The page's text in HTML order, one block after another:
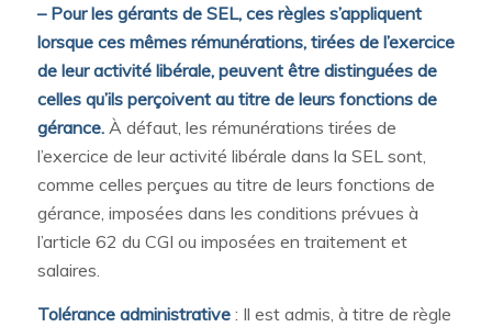
– Pour les gérants de SEL, ces règles s’appliquent
lorsque ces mêmes rémunérations, tirées de l’exercice
de leur activité libérale, peuvent être distinguées de
celles qu’ils perçoivent au titre de leurs fonctions de
gérance.À défaut, les rémunérations tirées de
l’exercice de leur activité libérale dans la SEL sont,
comme celles perçues au titre de leurs fonctions de
gérance, imposées dans les conditions prévues à
l’article 62 du CGI ou imposées en traitement et
salaires.
Tolérance administrative : Il est admis, à titre de règle